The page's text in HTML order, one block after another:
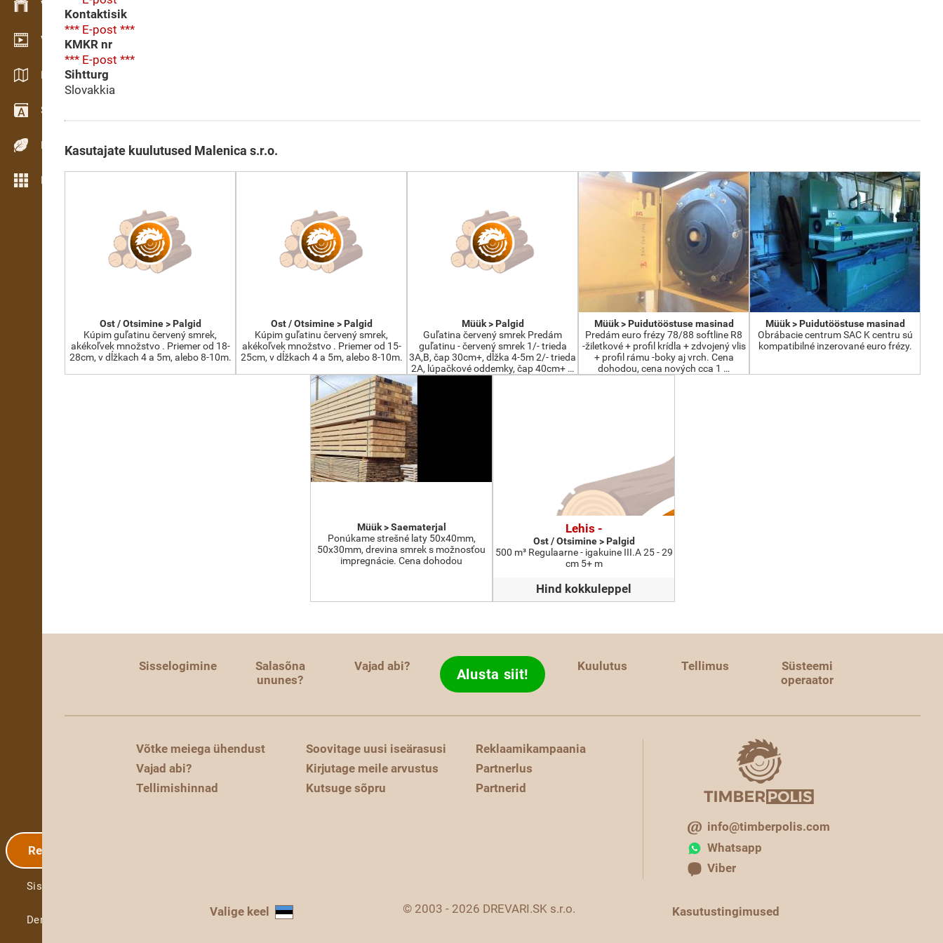
Varude haldamine
Videogalerii
Kataloogid / Brošüürid
Sõnastik
Puiduliigid
Rohkem funktsioone
Registreerimine
Sisselogimine
Demo
Kontaktisik
*** E-post ***
KMKR nr
*** E-post ***
Sihtturg
Slovakkia
Kasutajate kuulutused Malenica s.r.o.
Ost / Otsimine > Palgid
Kúpim guľatinu červený smrek,
akékoľvek množstvo . Priemer od 18-
28cm, v dĺžkach 4 a 5m, alebo 8-10m.
Ost / Otsimine > Palgid
Kúpim guľatinu červený smrek,
akékoľvek množstvo . Priemer od 15-
25cm, v dĺžkach 4 a 5m, alebo 8-10m.
Müük > Palgid
Guľatina červený smrek Predám
guľatinu - červený smrek 1/- trieda
3A,B, čap 30cm+, dĺžka 4-5m 2/- trieda
2A, lúpačkové oddemky, čap 40cm+ …
Müük > Puidutööstuse masinad
Predám euro frézy 78/88 softline R8
-žiletkové + profil krídla + zdvojený vlis
+ profil rámu -boky aj vrch. Cena
dohodou, cena nových cca 1 …
Müük > Puidutööstuse masinad
Obrábacie centrum SAC K centru sú
kompatibilné inzerované euro frézy.
Müük > Saematerjal
Ponúkame strešné laty 50x40mm,
50x30mm, drevina smrek s možnosťou
impregnácie. Cena dohodou
Lehis -
Ost / Otsimine > Palgid
500 m³ Regulaarne - igakuine III.A 25 - 29
cm 5+ m
Hind kokkuleppel
Sisselogimine
Salasõna
ununes?
Vajad abi? Alusta siit! Kuulutus Tellimus
Süsteemi
operaator
Võtke meiega ühendust
Vajad abi?
Tellimishinnad
Soovitage uusi iseärasusi
Kirjutage meile arvustus
Kutsuge sõpru
Reklaamikampaania
Partnerlus
Partnerid
info@timberpolis.com
Whatsapp
Viber
Valige keel © 2003 - 2026 DREVARI.SK s.r.o. Kasutustingimused